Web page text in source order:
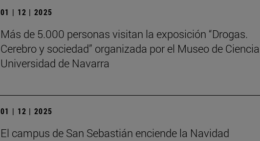
01 | 12 | 2025
Más de 5.000 personas visitan la exposición “Drogas.
Cerebro y sociedad” organizada por el Museo de
Universidad de Navarra
01 | 12 | 2025
El campus de San Sebastián enciende la Navidad